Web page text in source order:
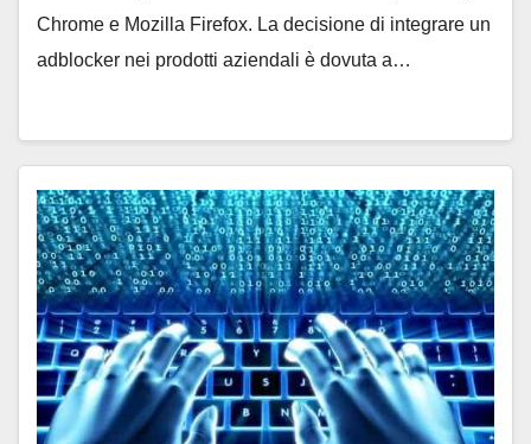
Chrome e Mozilla Firefox. La decisione di integrare un
adblocker nei prodotti aziendali è dovuta a…